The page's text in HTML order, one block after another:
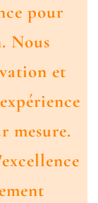
pour
Nous
et
mesure.